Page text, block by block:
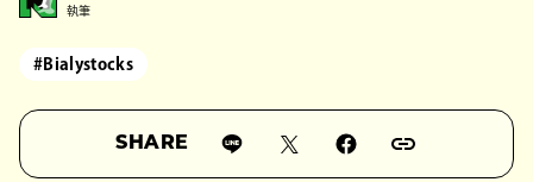
執筆
#Bialystocks
SHARE